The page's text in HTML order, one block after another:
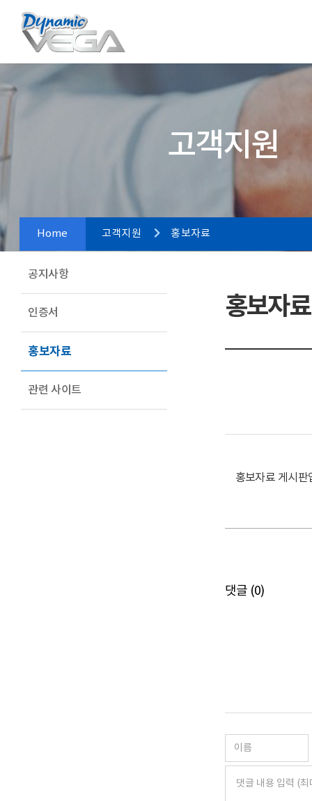
고객지원
공지사항
인증서
홍보자료
관련 사이트
홍보자료
Home 고객지원 홍보자료
홍보자료 게시판
댓글 (0)